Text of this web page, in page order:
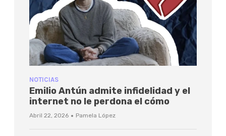
NOTICIAS
Emilio Antún admite infidelidad y el
internet no le perdona el cómo
Abril 22, 2026 · Pamela López